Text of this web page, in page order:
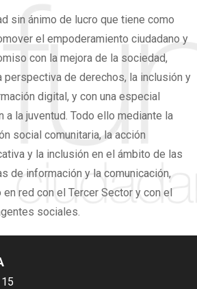
sin ánimo de lucro que tiene como
el empoderamiento ciudadano y
con la mejora de la sociedad,
perspectiva de derechos, la inclusión y
digital, y con una especial
a la juventud. Todo ello mediante la
social comunitaria, la acción
y la inclusión en el ámbito de las
de información y la comunicación,
en red con el Tercer Sector y con el
sociales.